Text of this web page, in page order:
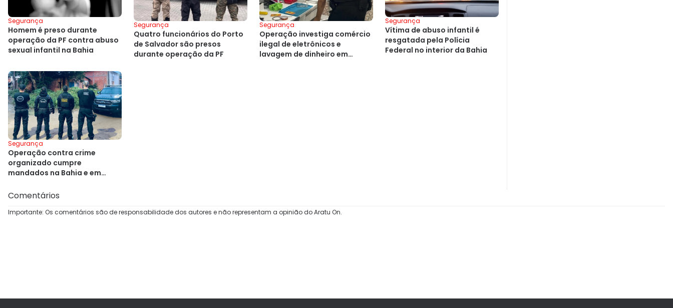
Segurança
Homem é preso durante
operação da PF contra abuso
sexual infantil na Bahia
Segurança
Quatro funcionários do Porto
de Salvador são presos
durante operação da PF
Segurança
Operação investiga comércio
ilegal de eletrônicos e
lavagem de dinheiro em
Segurança
Vítima de abuso infantil é
resgatada pela Polícia
Federal no interior da Bahia
Segurança
Operação contra crime
organizado cumpre
mandados na Bahia e em
Comentários
Importante: Os comentários são de responsabilidade dos autores e não representam a opinião do Aratu On.